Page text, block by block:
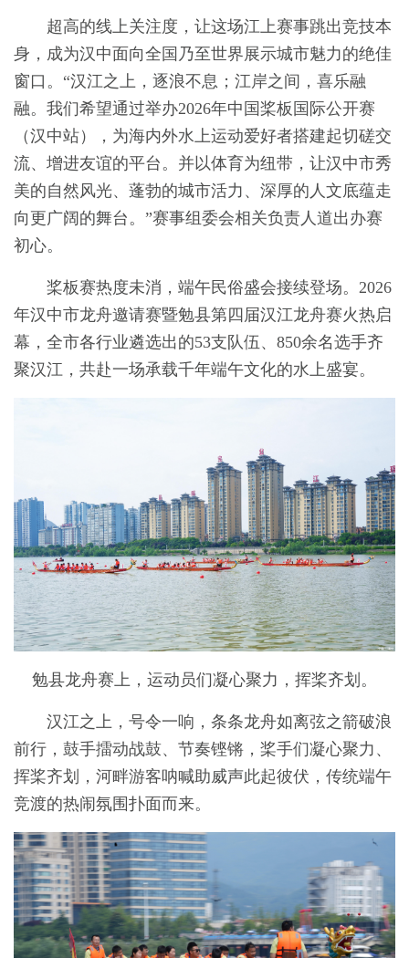
超高的线上关注度，让这场江上赛事跳出竞技本
身，成为汉中面向全国乃至世界展示城市魅力的绝佳
窗口。“汉江之上，逐浪不息；江岸之间，喜乐融
融。我们希望通过举办2026年中国桨板国际公开赛
（汉中站），为海内外水上运动爱好者搭建起切磋交
流、增进友谊的平台。并以体育为纽带，让汉中市秀
美的自然风光、蓬勃的城市活力、深厚的人文底蕴走
向更广阔的舞台。”赛事组委会相关负责人道出办赛
初心。
桨板赛热度未消，端午民俗盛会接续登场。2026
年汉中市龙舟邀请赛暨勉县第四届汉江龙舟赛火热启
幕，全市各行业遴选出的53支队伍、850余名选手齐
聚汉江，共赴一场承载千年端午文化的水上盛宴。
勉县龙舟赛上，运动员们凝心聚力，挥桨齐划。
汉江之上，号令一响，条条龙舟如离弦之箭破浪
前行，鼓手擂动战鼓、节奏铿锵，桨手们凝心聚力、
挥桨齐划，河畔游客呐喊助威声此起彼伏，传统端午
竞渡的热闹氛围扑面而来。